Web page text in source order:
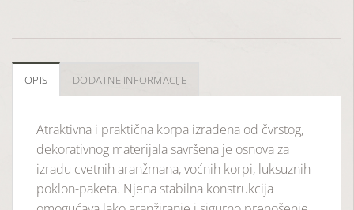
OPIS DODATNE INFORMACIJE
Atraktivna i praktična korpa izrađena od čvrstog,
dekorativnog materijala savršena je osnova za
izradu cvetnih aranžmana, voćnih korpi, luksuznih
poklon-paketa. Njena stabilna konstrukcija